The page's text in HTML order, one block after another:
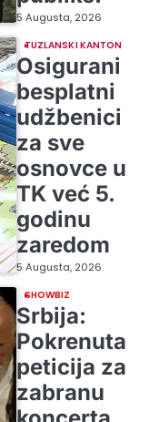
5 Augusta, 2026
TUZLANSKI KANTON
Osigurani
besplatni
udžbenici
za sve
osnovce u
TK već 5.
godinu
zaredom
5 Augusta, 2026
SHOWBIZ
Srbija:
Pokrenuta
peticija za
zabranu